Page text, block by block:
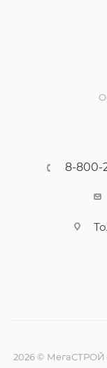
8-800-
2026 © МегаСТРОЙ